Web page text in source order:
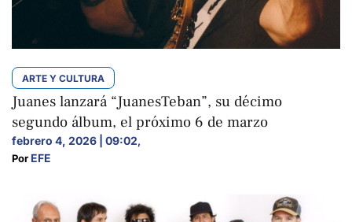
ARTE Y CULTURA
Juanes lanzará “JuanesTeban”, su décimo
segundo álbum, el próximo 6 de marzo
febrero 4, 2026 | 09:02,
Por EFE